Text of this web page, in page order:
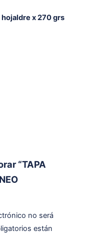
hojaldre x 270 grs
“TAPA
no será
están